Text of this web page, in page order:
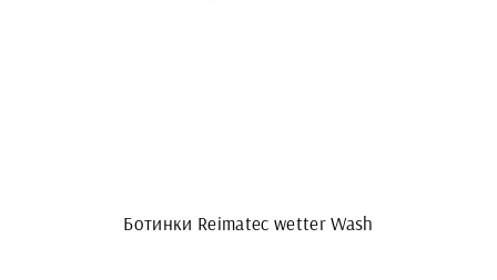
Ботинки Reimatec wetter Wash